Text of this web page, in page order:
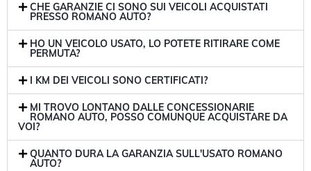
CHE GARANZIE CI SONO SUI VEICOLI ACQUISTATI
PRESSO ROMANO AUTO?
HO UN VEICOLO USATO, LO POTETE RITIRARE COME
PERMUTA?
I KM DEI VEICOLI SONO CERTIFICATI?
MI TROVO LONTANO DALLE CONCESSIONARIE
ROMANO AUTO, POSSO COMUNQUE ACQUISTARE DA
VOI?
QUANTO DURA LA GARANZIA SULL'USATO ROMANO
AUTO?